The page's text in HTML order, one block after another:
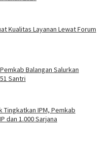
Kualitas Layanan Lewat Forum
Balangan Salurkan
Santri
IPM, Pemkab
dan 1.000 Sarjana